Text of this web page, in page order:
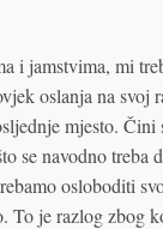
i jamstvima, mi
oslanja na svoj
mjesto.
se navodno treba
osloboditi
To je razlog zbog